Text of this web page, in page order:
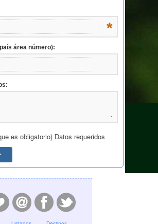
*
área número):
es obligatorio) Datos requeridos